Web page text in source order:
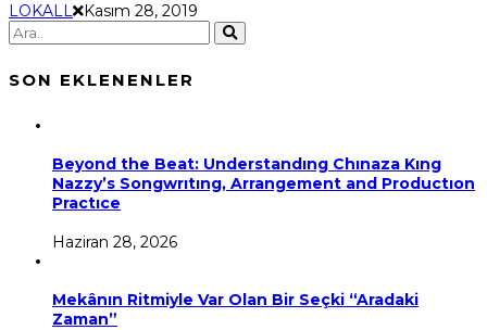
LOKALL Kasım 28, 2019
SON EKLENENLER
Beyond the Beat: Understandıng Chınaza Kıng
Nazzy’s Songwrıtıng, Arrangement and Productıon
Practıce
Haziran 28, 2026
Mekânın Ritmiyle Var Olan Bir Seçki “Aradaki
Zaman”